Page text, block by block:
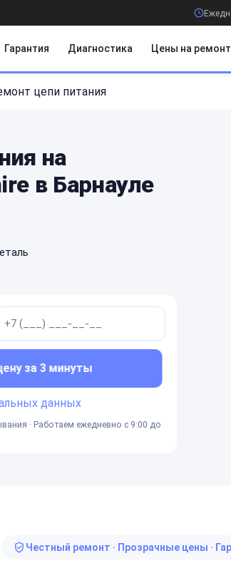
Гарантия Диагностика Цены на ремонт
цепи питания
на
в Барнауле
за 3 минуты
данных
· Работаем ежедневно с 9:00 до
Честный ремонт · Прозрачные цены ·